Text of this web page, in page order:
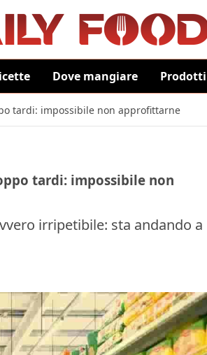
Dove mangiare Prodotti
tardi: impossibile non approfittarne
tardi: impossibile non
irripetibile: sta andando a